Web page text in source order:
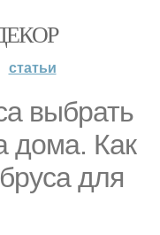
статьи
выбрать
дома. Как
для